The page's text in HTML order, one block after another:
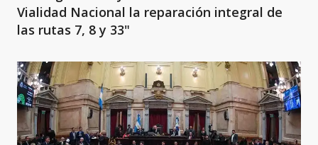
Vialidad Nacional la reparación integral de
las rutas 7, 8 y 33"